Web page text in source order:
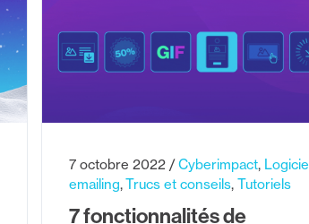
7 fonctionnalités de
7 octobre 2022 Cyberimpact Logiciel
emailing Trucs et conseils Tutoriels